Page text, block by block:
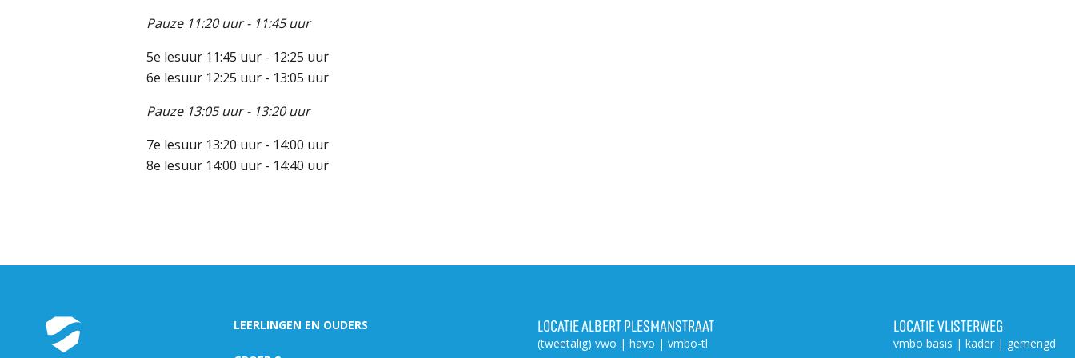
Pauze 11:20 uur - 11:45 uur
5e lesuur 11:45 uur - 12:25 uur
6e lesuur 12:25 uur - 13:05 uur
Pauze 13:05 uur - 13:20 uur
7e lesuur 13:20 uur - 14:00 uur
8e lesuur 14:00 uur - 14:40 uur
LEERLINGEN EN OUDERS LOCATIE ALBERT PLESMANSTRAAT
(tweetalig) vwo | havo | vmbo-tl
LOCATIE VLISTERWEG
vmbo basis | kader | gemengd